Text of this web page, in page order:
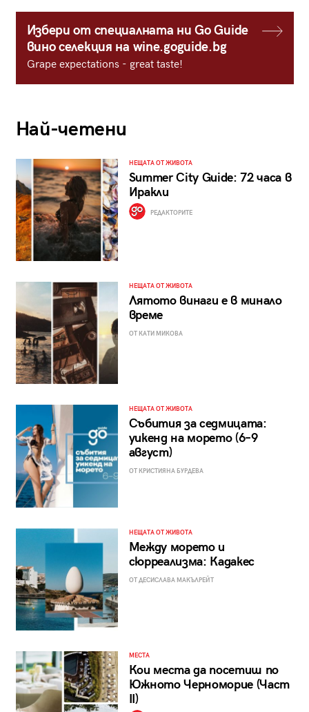
Избери от специалната ни Go Guide
вино селекция на wine.goguide.bg
Grape expectations - great taste!
Най-четени
НЕЩАТА ОТ ЖИВОТА
Summer City Guide: 72 часа в
Иракли
РЕДАКТОРИТЕ
НЕЩАТА ОТ ЖИВОТА
Лятото винаги е в минало
време
ОТ КАТИ МИКОВА
НЕЩАТА ОТ ЖИВОТА
Събития за седмицата:
уикенд на морето (6–9
август)
ОТ КРИСТИЯНА БУРДЕВА
НЕЩАТА ОТ ЖИВОТА
Между морето и
сюрреализма: Кадакес
ОТ ДЕСИСЛАВА МАКЪЛРЕЙТ
МЕСТА
Кои места да посетиш по
Южното Черноморие (Част
II)